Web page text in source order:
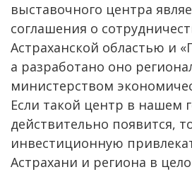
выставочного центра
соглашения о
Астраханской областью и
а разработано оно
министерством
Если такой центр в нашем
действительно появится,
инвестиционную
Астрахани и региона в